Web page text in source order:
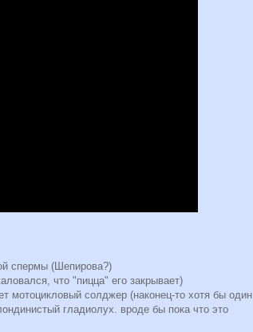
спермы (Шепирова?)
что "пицца" его закрывает)
мотоцикловый солджер (наконец-то хотя бы один
гладиолух. вроде бы пока что это